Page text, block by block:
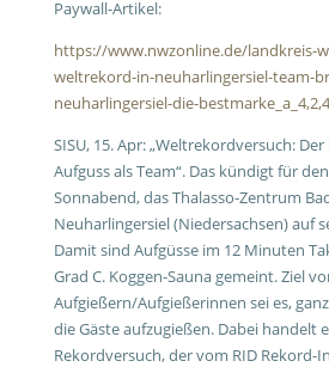
Paywall-Artikel:
https://www.nwzonline.de/landkreis-
weltrekord-in-neuharlingersiel-team-
neuharlingersiel-die-
SISU, 15. Apr: „Weltrekordversuch:
Aufguss als Team“. Das kündigt für
Sonnabend, das Thalasso-Zentrum
Neuharlingersiel (Niedersachsen) auf
Damit sind Aufgüsse im 12 Minuten
Grad C. Koggen-Sauna gemeint. Ziel
Aufgießern/Aufgießerinnen sei es,
die Gäste aufzugießen. Dabei handelt
Rekordversuch, der vom RID Rekord-